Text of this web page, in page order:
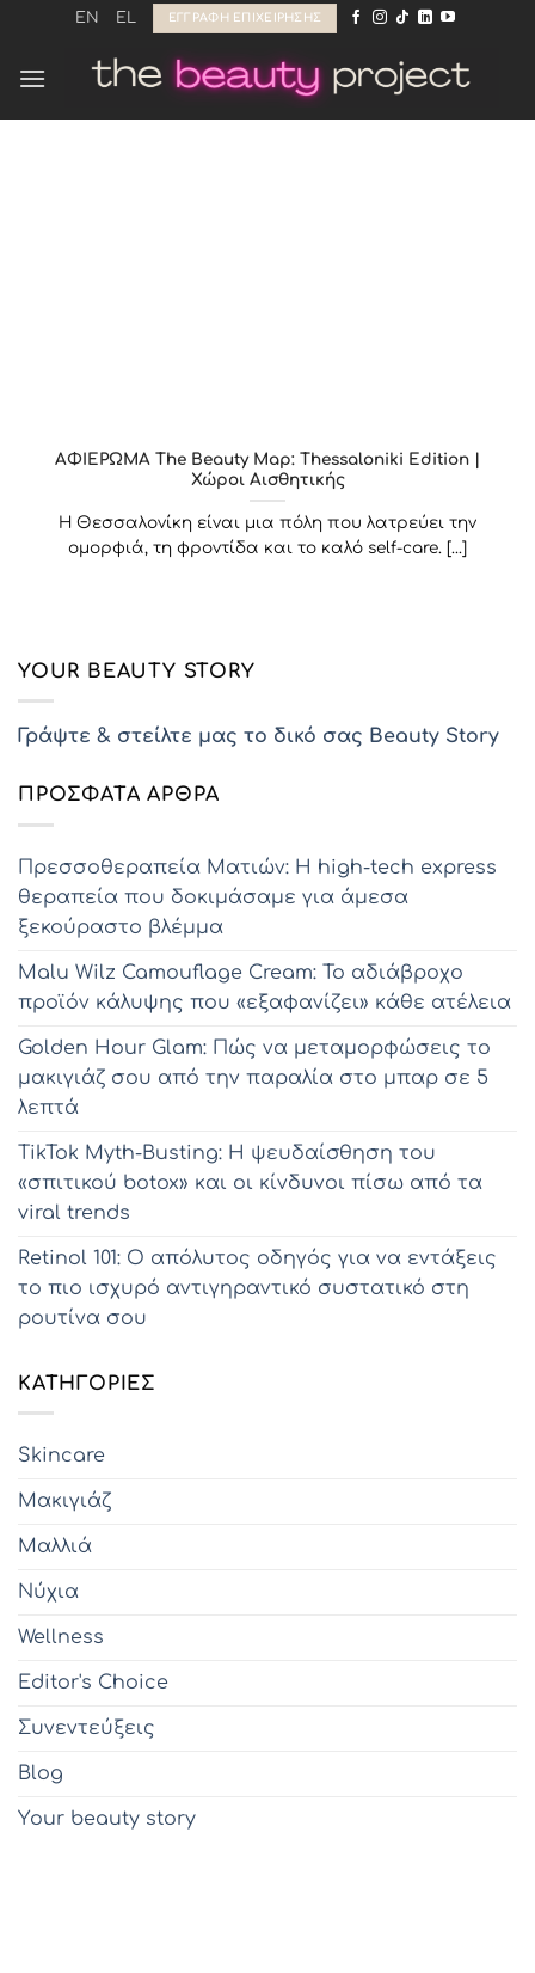
Μετάβαση
περιεχόμενο
EN EL ΕΓΓΡΑΦΉ ΕΠΙΧΕΊΡΗΣΗΣ
ΑΦΙΕΡΩΜΑ The Beauty Map: Thessaloniki Edition |
Χώροι Αισθητικής
Η Θεσσαλονίκη είναι μια πόλη που λατρεύει την
ομορφιά, τη φροντίδα και το καλό self-care. [...]
YOUR BEAUTY STORY
Γράψτε & στείλτε μας το δικό σας Beauty Story
ΠΡΌΣΦΑΤΑ ΆΡΘΡΑ
Πρεσσοθεραπεία Ματιών: Η high-tech express
θεραπεία που δοκιμάσαμε για άμεσα
ξεκούραστο βλέμμα
Malu Wilz Camouflage Cream: Το αδιάβροχο
προϊόν κάλυψης που «εξαφανίζει» κάθε ατέλεια
Golden Hour Glam: Πώς να μεταμορφώσεις το
μακιγιάζ σου από την παραλία στο μπαρ σε 5
λεπτά
TikTok Myth-Busting: Η ψευδαίσθηση του
«σπιτικού botox» και οι κίνδυνοι πίσω από τα
viral trends
Retinol 101: Ο απόλυτος οδηγός για να εντάξεις
το πιο ισχυρό αντιγηραντικό συστατικό στη
ρουτίνα σου
KΑΤΗΓΟΡΊΕΣ
Skincare
Μακιγιάζ
Μαλλιά
Νύχια
Wellness
Editor's Choice
Συνεντεύξεις
Blog
Υour beauty story